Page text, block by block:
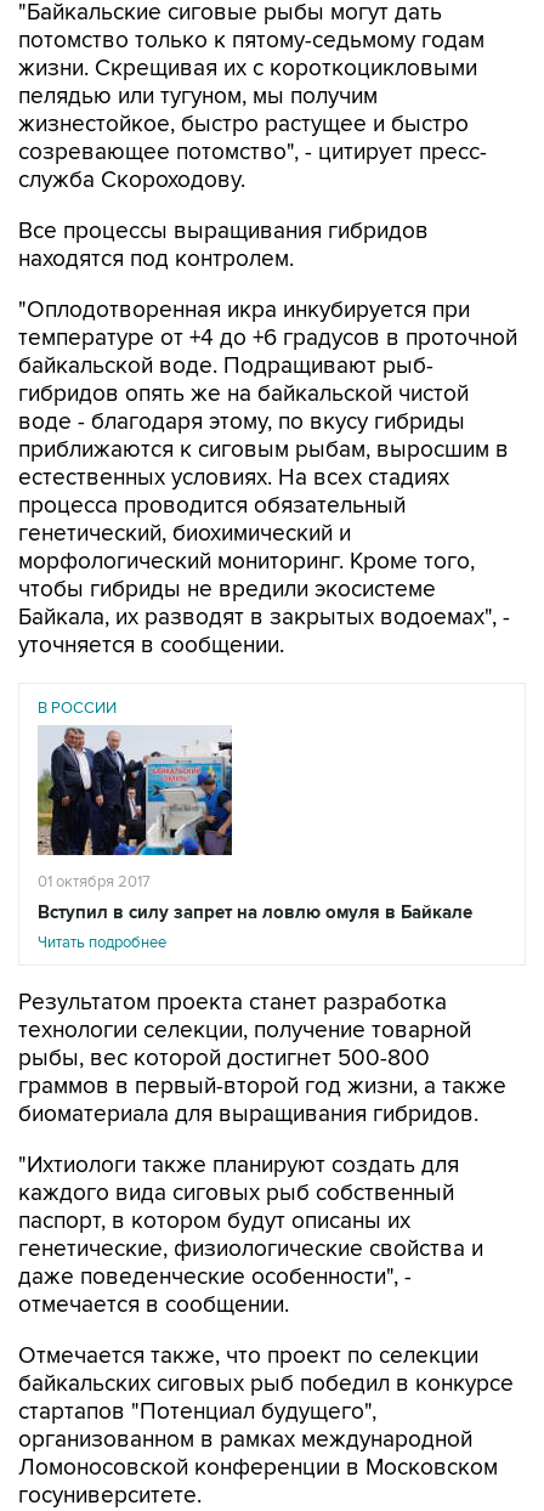
"Байкальские сиговые рыбы могут дать
потомство только к пятому-седьмому годам
жизни. Скрещивая их с короткоцикловыми
пелядью или тугуном, мы получим
жизнестойкое, быстро растущее и быстро
созревающее потомство", - цитирует пресс-
служба Скороходову.
Все процессы выращивания гибридов
находятся под контролем.
"Оплодотворенная икра инкубируется при
температуре от +4 до +6 градусов в проточной
байкальской воде. Подращивают рыб-
гибридов опять же на байкальской чистой
воде - благодаря этому, по вкусу гибриды
приближаются к сиговым рыбам, выросшим в
естественных условиях. На всех стадиях
процесса проводится обязательный
генетический, биохимический и
морфологический мониторинг. Кроме того,
чтобы гибриды не вредили экосистеме
Байкала, их разводят в закрытых водоемах", -
уточняется в сообщении.
В РОССИИ
01 октября 2017
Вступил в силу запрет на ловлю омуля в Байкале
Читать подробнее
Результатом проекта станет разработка
технологии селекции, получение товарной
рыбы, вес которой достигнет 500-800
граммов в первый-второй год жизни, а также
биоматериала для выращивания гибридов.
"Ихтиологи также планируют создать для
каждого вида сиговых рыб собственный
паспорт, в котором будут описаны их
генетические, физиологические свойства и
даже поведенческие особенности", -
отмечается в сообщении.
Отмечается также, что проект по селекции
байкальских сиговых рыб победил в конкурсе
стартапов "Потенциал будущего",
организованном в рамках международной
Ломоносовской конференции в Московском
госуниверситете.